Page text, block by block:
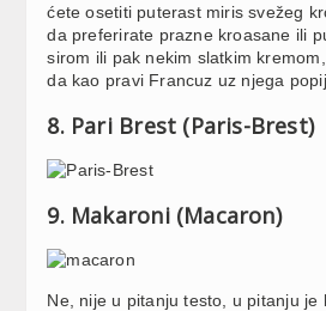
ćete osetiti puterast miris svežeg
da preferirate prazne kroasane ili
sirom ili pak nekim slatkim
da kao pravi Francuz uz njega
8. Pari Brest (Paris-Brest)
9. Makaroni (Macaron)
Ne, nije u pitanju testo, u pitanju je